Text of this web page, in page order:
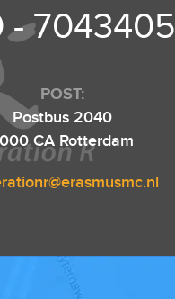
- 7043405
POST:
Postbus 2040
CA Rotterdam